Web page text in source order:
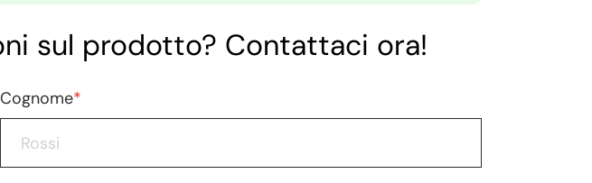
sul prodotto? Contattaci ora!
Cognome*